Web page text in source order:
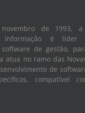
de 1993, a
Informação é líder
de gestão,
atua no ramo das
de
compatível